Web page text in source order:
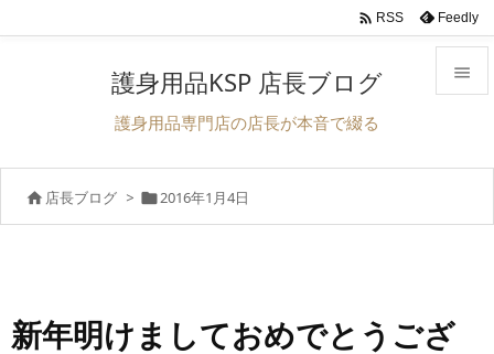


次へ
 RSS Feedly
護身用品KSP 店長ブログ
護身用品専門店の店長が本音で綴る
 店長ブログ > 2016年1月4日
新年明けましておめでとうござ